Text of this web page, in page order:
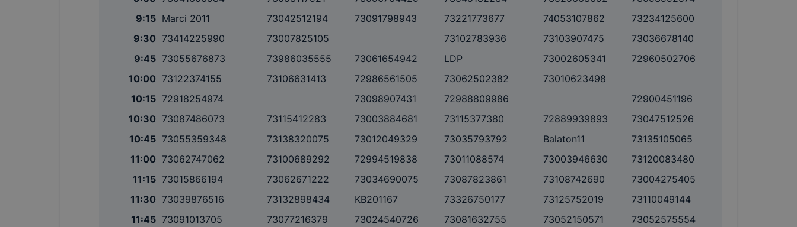
9:15 Marci 2011 73042512194 73091798943 73221773677 74053107862
73234125600
9:30 73414225990 73007825105 73102783936 73103907475
73036678140
9:45 73055676873 73986035555 73061654942 LDP 73002605341
72960502706
10:00 73122374155 73106631413 72986561505 73062502382
73010623498
10:15 72918254974 73098907431 72988809986
72900451196
10:30 73087486073 73115412283 73003884681 73115377380 72889939893
73047512526
10:45 73055359348 73138320075 73012049329 73035793792 Balaton11
73135105065
11:00 73062747062 73100689292 72994519838 73011088574 73003946630
73120083480
11:15 73015866194 73062671222 73034690075 73087823861 73108742690
73004275405
11:30 73039876516 73132898434 KB201167 73326750177 73125752019
73110049144
11:45 73091013705 73077216379 73024540726 73081632755 73052150571
73052575554